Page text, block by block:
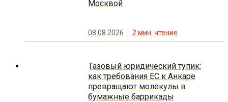
Москвой
08.08.2026 2мин. чтение
Газовый юридический тупик:
как требования ЕС к Анкаре
превращают молекулы в
бумажные баррикады